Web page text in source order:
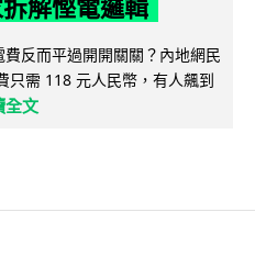
解慳電邏輯
反而平過開開關關？內地網民
只需 118 元人民幣，有人飆到
全文